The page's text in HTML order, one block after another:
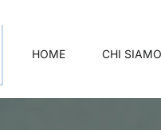
HOME CHI SIAMO